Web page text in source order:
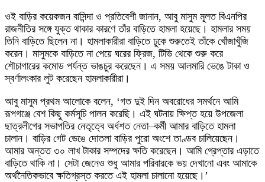
ওই বাড়ির কয়েকজন বাসিন্দা ও প্রতিবেশী জানান, আবু মাসুম মূলত বিএনপির
রাজনীতির সঙ্গে যুক্ত থাকার কারণে তাঁর বাড়িতে হামলা হয়েছে। হামলার সময়
তিনি বাড়িতে ছিলেন না। হামলাকারীরা বাড়িতে ঢুকে শুরুতেই তাঁকে খোঁজাখুঁজি
করেন। মাসুমকে বাড়িতে না পেয়ে ঘরের ফ্রিজ, টিভি থেকে শুরু করে
শৌচাগারের কমোড পর্যন্ত ভাঙচুর করেছেন। এ সময় আলমারি ভেঙে টাকা ও
স্বর্ণালংকার লুট করেছেন হামলাকারীরা।
আবু মাসুম প্রথম আলোকে বলেন, ‘গত দুই দিন অবরোধের সমর্থনে আমি
রূপগঞ্জে বেশ কিছু কর্মসূচি পালন করেছি। এই ঘটনায় ক্ষিপ্ত হয়ে উপজেলা
ছাত্রলীগের সভাপতির নেতৃত্বে অর্ধশত নেতা–কর্মী আমার বাড়িতে হামলা
চালান। বাড়ির গেট ভেঙে দোতলা বাড়ির পুরো অংশে তাণ্ডব চালিয়েছেন।
আমার অন্তত ৩০ লাখ টাকার সম্পদের ক্ষতি করেছেন। আমি গ্রেপ্তার এড়াতে
বাড়িতে থাকি না। সেটা জেনেও শুধু আমার পরিবারকে ভয় দেখানো এবং আমাকে
অর্থনৈতিকভাবে ক্ষতিগ্রস্ত করতে এই হামলা চালানো হয়েছে।’